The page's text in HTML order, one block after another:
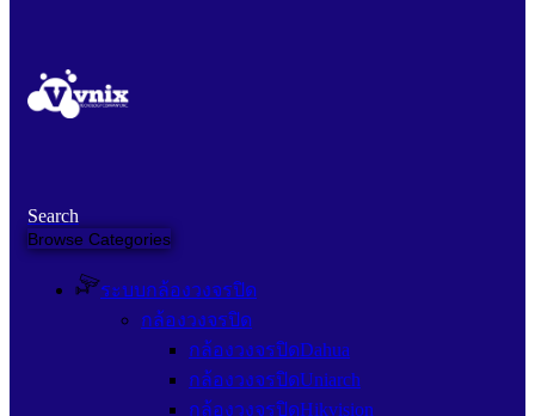
Search
Browse Categories
ระบบกล้องวงจรปิด
กล้องวงจรปิด
กล้องวงจรปิดDahua
กล้องวงจรปิดUniarch
กล้องวงจรปิดHikvision